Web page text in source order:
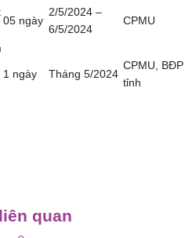
05 ngày
2/5/2024 –
6/5/2024
CPMU
1 ngày Tháng 5/2024
CPMU, BĐP
tỉnh
quan